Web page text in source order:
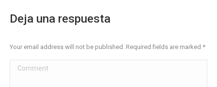
Deja una respuesta
Your email address will not be published. Required fields are marked *
Comment